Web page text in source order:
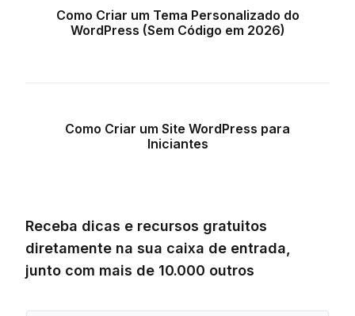
Como Criar um Tema Personalizado do
WordPress (Sem Código em 2026)
Como Criar um Site WordPress para
Iniciantes
Receba dicas e recursos gratuitos
diretamente na sua caixa de entrada,
junto com mais de 10.000 outros